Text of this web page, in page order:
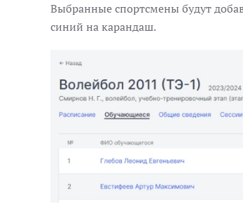
Выбранные спортсмены будут
синий на карандаш.